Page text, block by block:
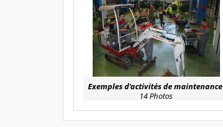
Exemples d'activités de maintenance
14 Photos